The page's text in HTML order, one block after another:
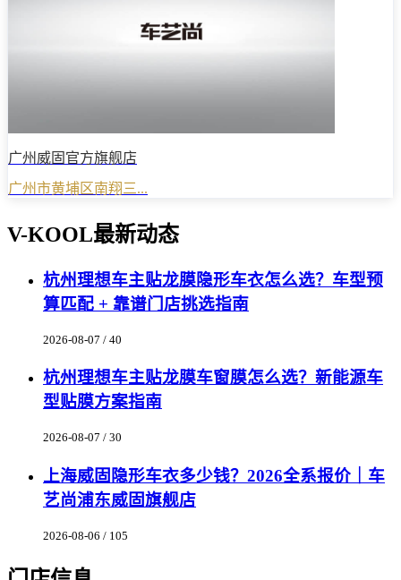
广州威固官方旗舰店
广州市黄埔区南翔三...
V-KOOL最新动态
杭州理想车主贴龙膜隐形车衣怎么选？车型预
算匹配 + 靠谱门店挑选指南
2026-08-07 / 40
杭州理想车主贴龙膜车窗膜怎么选？新能源车
型贴膜方案指南
2026-08-07 / 30
上海威固隐形车衣多少钱？2026全系报价｜车
艺尚浦东威固旗舰店
2026-08-06 / 105